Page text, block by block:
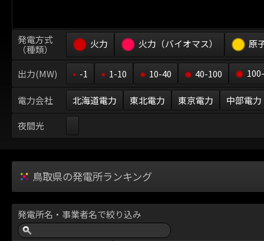
発電方式
（種類）
火力 火力（バイオマス） 原
出力(MW) -1 1-10 10-40 40-100
電力会社 北海道電力 東北電力 東京電力 中部電力
夜間光
鳥取県の発電所ランキング
発電所名・事業者名で絞り込み